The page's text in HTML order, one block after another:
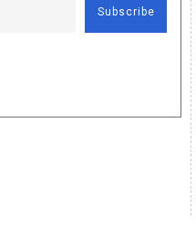
Subscribe